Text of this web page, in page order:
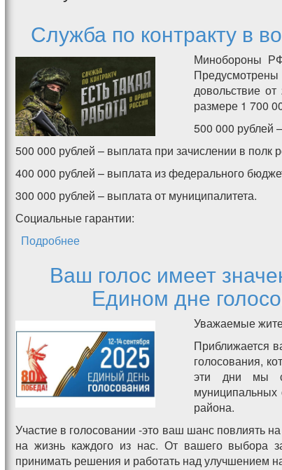
Служба по контракту в
Минобороны
довольствие
размере 1 700
500 000 рублей
500 000 рублей – выплата при зачислении в полк
400 000 рублей – выплата из федерального
300 000 рублей – выплата от муниципалитета.
Социальные гарантии:
Подробнее
Ваш голос имеет
Едином дне
Уважаемые
Приближается
голосования,
эти дни мы с
муниципальных
района.
Участие в голосовании -это ваш шанс повлиять
на жизнь каждого из нас. От вашего выбора
принимать решения и работать над улучшением